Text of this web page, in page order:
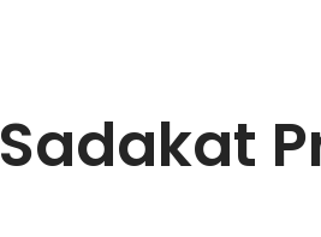
Sadakat